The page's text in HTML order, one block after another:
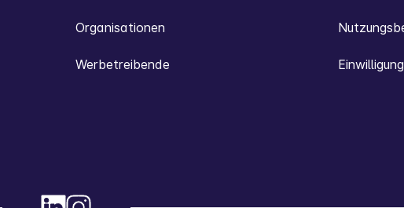
Organisationen
Werbetreibende